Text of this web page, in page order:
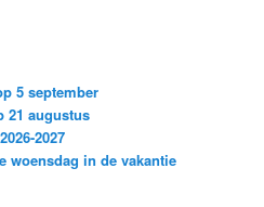
5 september
21 augustus
2027
woensdag in de vakantie